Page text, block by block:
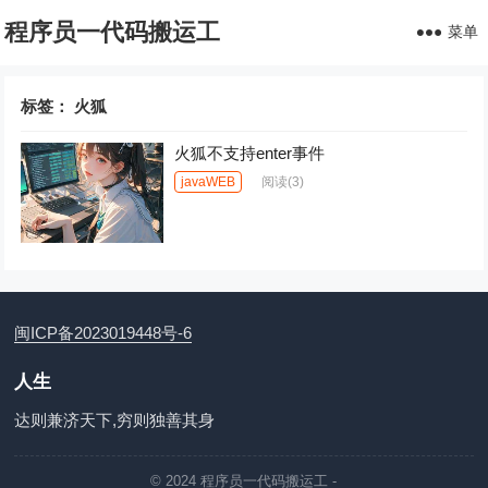
程序员一代码搬运工 菜单
标签： 火狐
火狐不支持enter事件
javaWEB 阅读(3)
闽ICP备2023019448号-6
人生
达则兼济天下,穷则独善其身
© 2024程序员一代码搬运工 -